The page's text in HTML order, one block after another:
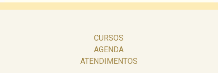
CURSOS
AGENDA
ATENDIMENTOS